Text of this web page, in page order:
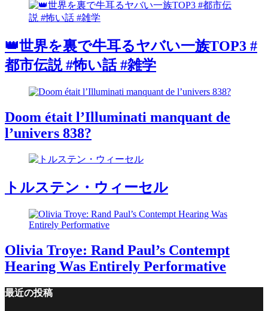
👑世界を裏で牛耳るヤバい一族TOP3 #
都市伝説 #怖い話 #雑学
Doom était l’Illuminati manquant de
l’univers 838?
トルステン・ウィーセル
Olivia Troye: Rand Paul’s Contempt
Hearing Was Entirely Performative
最近の投稿